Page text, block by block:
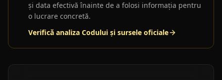
și data efectivă înainte de a folosi informația pentru
o lucrare concretă.
Verifică analiza Codului și sursele oficiale